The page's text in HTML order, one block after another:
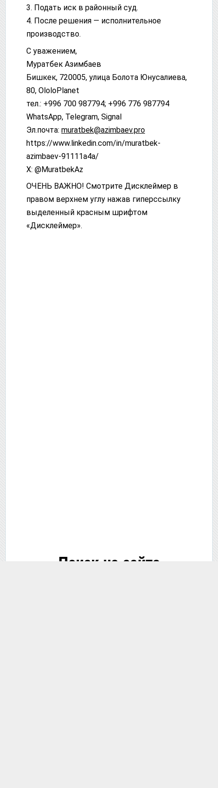
3. Подать иск в районный суд.
4. После решения — исполнительное
производство.
С уважением,
Муратбек Азимбаев
Бишкек, 720005, улица Болота Юнусалиева,
80, OloloPlanet
тел.: +996 700 987794; +996 776 987794
WhatsApp, Telegram, Signal
Эл.почта: muratbek@azimbaev.pro
httрs://www.linkedin.com/in/muratbek-
azimbaev-91111a4a/
X: @MuratbekAz
ОЧЕНЬ ВАЖНО! Смотрите Дисклеймер в
правом верхнем углу нажав гиперссылку
выделенный красным шрифтом
«Дисклеймер».
Поиск на сайте